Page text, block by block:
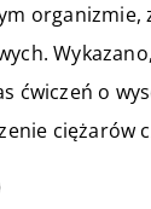
organizmie,
ćwiczeń o
ciężarów